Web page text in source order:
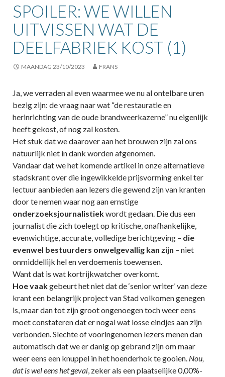
SPOILER: WE WILLEN
UITVISSEN WAT DE
DEELFABRIEK KOST (1)
MAANDAG 23/10/2023 FRANS
Ja, we verraden al even waarmee we nu al ontelbare uren
bezig zijn: de vraag naar wat “de restauratie en
herinrichting van de oude brandweerkazerne” nu eigenlijk
heeft gekost, of nog zal kosten.
Het stuk dat we daarover aan het brouwen zijn zal ons
natuurlijk niet in dank worden afgenomen.
Vandaar dat we het komende artikel in onze alternatieve
stadskrant over die ingewikkelde prijsvorming enkel ter
lectuur aanbieden aan lezers die gewend zijn van kranten
door te nemen waar nog aan ernstige
onderzoeksjournalistiekwordt gedaan. Die dus een
journalist die zich toelegt op kritische, onafhankelijke,
evenwichtige, accurate, volledige berichtgeving – die
evenwel bestuurders onwelgevallig kan zijn – niet
onmiddellijk hel en verdoemenis toewensen.
Want dat is wat kortrijkwatcher overkomt.
Hoe vaakgebeurt het niet dat de ‘senior writer’ van deze
krant een belangrijk project van Stad volkomen genegen
is, maar dan tot zijn groot ongenoegen toch weer eens
moet constateren dat er nogal wat losse eindjes aan zijn
verbonden. Slechte of vooringenomen lezers menen dan
automatisch dat we er danig op gebrand zijn om maar
weer eens een knuppel in het hoenderhok te gooien. Nou,
dat is wel eens het geval, zeker als een plaatselijke 0,00%-